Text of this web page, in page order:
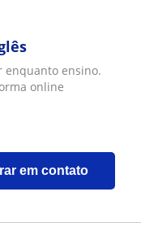
enquanto ensino.
online
em contato